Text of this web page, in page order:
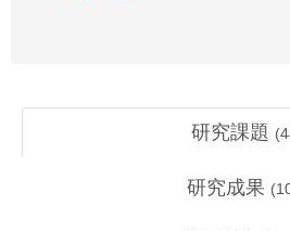
研究課題 (
研究成果 (